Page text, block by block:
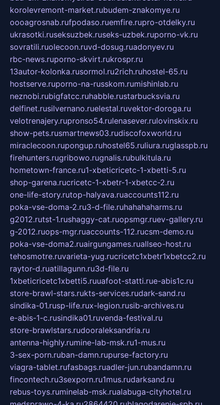
korolevremont-market.rubudem-znakomye.ru
oooagrosnab.rufpodaso.ruemfire.rupro-otdelky.ru
ukrasotki.ruseksuzbek.ruseks-uzbek.ruporno-vk.ru
sovratili.ruolecoon.ruvd-dosug.ruadonyev.ru
rbc-news.ruporno-skvirt.rukrospr.ru
13autor-kolonka.rusormol.ru2rich.ruhostel-65.ru
hostserve.ruporno-na-russkom.rumishinlab.ru
neznobi.rubigfatcc.ruhabble.rustarbucksvia.ru
delfinet.rusilvernano.ruelestal.ruvektor-doroga.ru
velotrenajery.rupronso54.rulenasever.rulovinskix.ru
show-pets.rusmartnews03.rudiscofoxworld.ru
miraclecoon.rupongup.ruhostel65.ruliura.ruglasspb.ru
firehunters.rugribowo.rugnalis.rubulkitula.ru
hometown-france.ru1-xbeticricetc-1-xbetti-5.ru
shop-garena.rucricetc-1-xbetr-1-xbetcc-2.ru
one-life-story.rutop-halyava.ruaccounts112.ru
poka-vse-doma-2.ru3-d-file.ruhahahaharms.ru
g2012.rutst-1.rushaggy-cat.ruopsmgr.ruev-gallery.ru
g-2012.ruops-mgr.ruaccounts-112.rucsm-demo.ru
poka-vse-doma2.ruairgungames.ruallseo-host.ru
tehosmotre.ruvarieta-yug.rucricetc1xbetr1xbetcc2.ru
raytor-d.ruatillagunn.ru3d-file.ru
1xbeticricetc1xbetti5.ruuafoot-statti.rue-abis1c.ru
store-brawl-stars.rukts-services.rudark-sand.ru
sindika-01.rusp-life.rux-legion.rusib-archives.ru
e-abis-1-c.rusindika01.ruvenda-festival.ru
store-brawlstars.rudooraleksandria.ru
antenna-highly.rumine-lab-msk.ru1-mus.ru
3-sex-porn.ruban-damn.rupurse-factory.ru
viagra-tablet.rufasbags.ruadler-jun.rubandamn.ru
fincontech.ru3sexporn.ru1mus.rudarksand.ru
rebus-toys.ruminelab-msk.rualabuga-cityhotel.ru